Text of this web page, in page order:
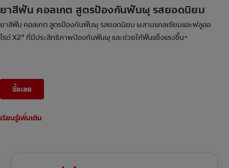
ยาสีฟัน คอลเกต สูตรป้องกันฟันผุ รสยอดนิยม
ยาสีฟัน คอลเกต สูตรป้องกันฟันผุ รสยอดนิยม ผสานแคลเซียมและฟลูออ
ไรด์ X2* ที่มีประสิทธิภาพป้องกันฟันผุ และช่วยให้ฟันแข็งแรงขึ้น^
ซื้อเลย
เรียนรู้เพิ่มเติม